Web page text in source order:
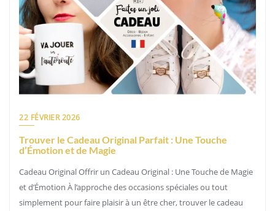
22 FÉVRIER 2026
Trouver le Cadeau Original Parfait : Une Touche
d’Émotion et de Magie
Cadeau Original Offrir un Cadeau Original : Une Touche de Magie
et d’Émotion À l’approche des occasions spéciales ou tout
simplement pour faire plaisir à un être cher, trouver le cadeau